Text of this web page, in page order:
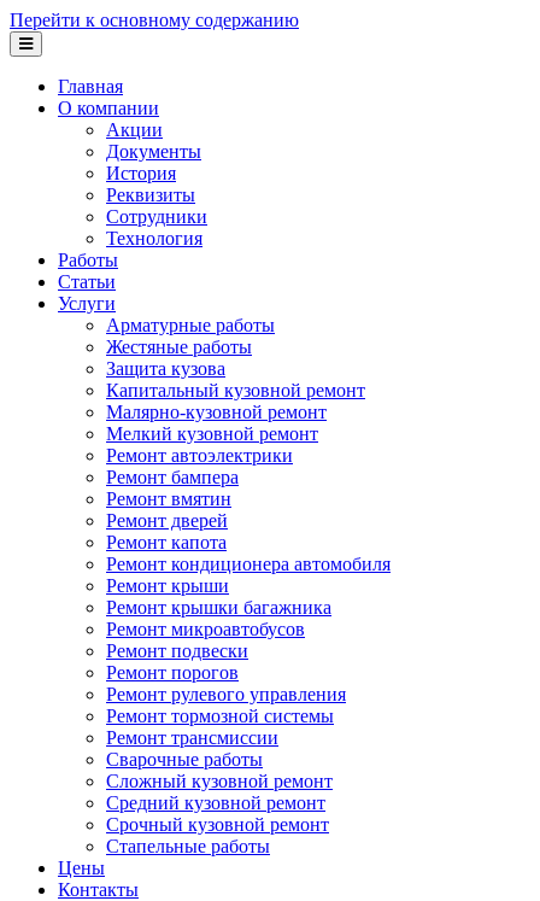
Перейти к основному содержанию
Главная
О компании
Акции
Документы
История
Реквизиты
Сотрудники
Технология
Работы
Статьи
Услуги
Арматурные работы
Жестяные работы
Защита кузова
Капитальный кузовной ремонт
Малярно-кузовной ремонт
Мелкий кузовной ремонт
Ремонт автоэлектрики
Ремонт бампера
Ремонт вмятин
Ремонт дверей
Ремонт капота
Ремонт кондиционера автомобиля
Ремонт крыши
Ремонт крышки багажника
Ремонт микроавтобусов
Ремонт подвески
Ремонт порогов
Ремонт рулевого управления
Ремонт тормозной системы
Ремонт трансмиссии
Сварочные работы
Сложный кузовной ремонт
Средний кузовной ремонт
Срочный кузовной ремонт
Стапельные работы
Цены
Контакты